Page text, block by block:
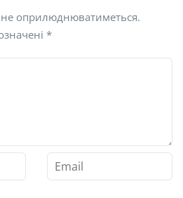
оприлюднюватиметься.
*